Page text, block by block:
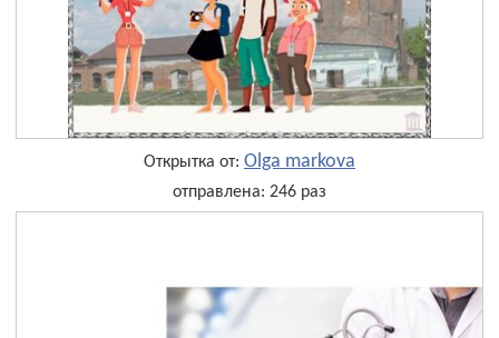
Открытка от: Olga markova
отправлена: 246 раз